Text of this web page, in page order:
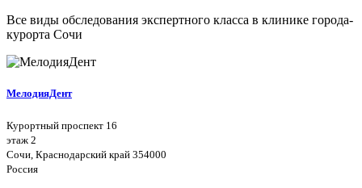
Все виды обследования экспертного класса в клинике города-
курорта Сочи
МелодияДент
Курортный проспект 16
этаж 2
Сочи, Краснодарский край 354000
Россия